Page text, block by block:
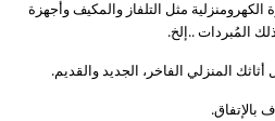
مثل التلفاز والمكيف وأجهزة
المُبردات ..إلخ.
المنزلي الفاخر، الجديد والقديم.